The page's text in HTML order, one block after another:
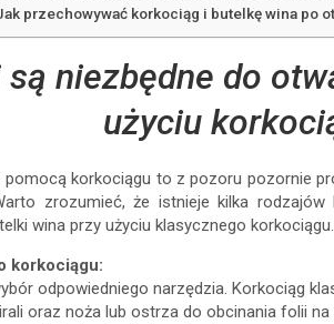
przechowywać korkociąg i butelkę wina po
niezbędne do
użyciu
pomocą korkociągu to z pozoru pozornie
zrozumieć, że istnieje kilka
wina przy użyciu klasycznego korkociągu.
korkociągu:
odpowiedniego narzędzia. Korkociąg
oraz noża lub ostrza do obcinania folii